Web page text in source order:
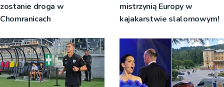
zostanie droga w
Chomranicach
mistrzynią Europy w
kajakarstwie slalomowym!